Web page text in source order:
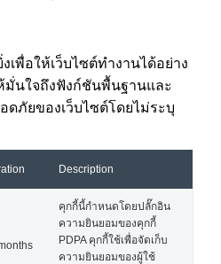
เพื่อให้เว็บไซต์ทำงานได้อย่าง
มั่นใจถึงฟังก์ชันพื้นฐานและ
ภัยของเว็บไซต์โดยไม่ระบุ
Description
คุกกี้นี้กำหนดโดยปลั๊กอิน
ความยินยอมของคุกกี้
PDPA คุกกี้ใช้เพื่อจัดเก็บ
ความยินยอมของผู้ใช้